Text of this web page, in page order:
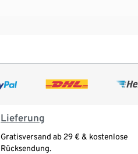
Lieferung
Gratisversand ab 29 € & kostenlose
Rücksendung.